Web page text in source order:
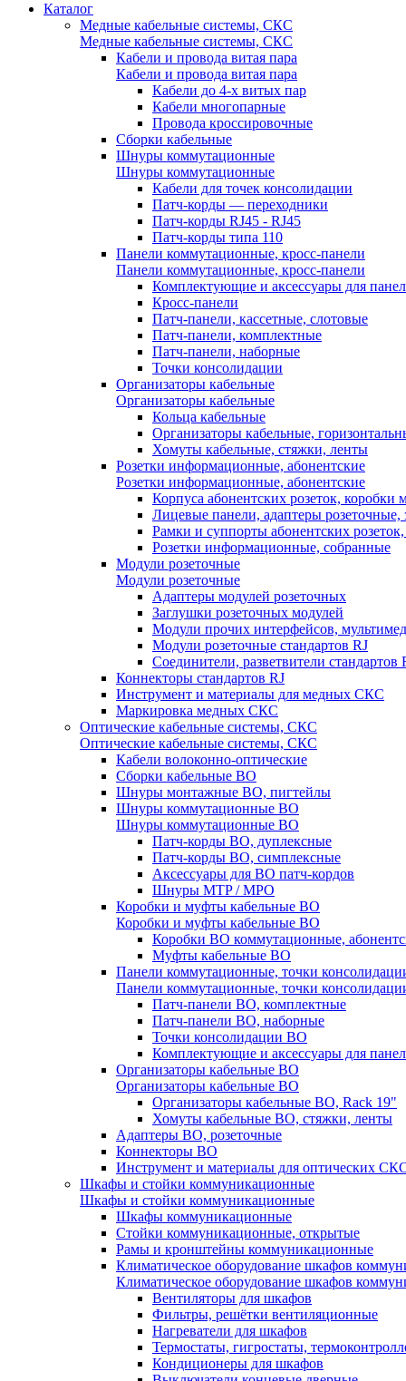
Каталог
Медные кабельные системы, СКС
Медные кабельные системы, СКС
Кабели и провода витая пара
Кабели и провода витая пара
Кабели до 4-х витых пар
Кабели многопарные
Провода кроссировочные
Сборки кабельные
Шнуры коммутационные
Шнуры коммутационные
Кабели для точек консолидации
Патч-корды — переходники
Патч-корды RJ45 - RJ45
Патч-корды типа 110
Панели коммутационные, кросс-панели
Панели коммутационные, кросс-панели
Комплектующие и аксессуары для
Кросс-панели
Патч-панели, кассетные, слотовые
Патч-панели, комплектные
Патч-панели, наборные
Точки консолидации
Организаторы кабельные
Организаторы кабельные
Кольца кабельные
Организаторы кабельные,
Хомуты кабельные, стяжки, ленты
Розетки информационные, абонентские
Розетки информационные, абонентские
Корпуса абонентских розеток, коробки
Лицевые панели, адаптеры розеточные,
Рамки и суппорты абонентских
Розетки информационные, собранные
Модули розеточные
Модули розеточные
Адаптеры модулей розеточных
Заглушки розеточных модулей
Модули прочих интерфейсов,
Модули розеточные стандартов RJ
Соединители, разветвители стандартов
Коннекторы стандартов RJ
Инструмент и материалы для медных СКС
Маркировка медных СКС
Оптические кабельные системы, СКС
Оптические кабельные системы, СКС
Кабели волоконно-оптические
Сборки кабельные ВО
Шнуры монтажные ВО, пигтейлы
Шнуры коммутационные ВО
Шнуры коммутационные ВО
Патч-корды ВО, дуплексные
Патч-корды ВО, симплексные
Аксессуары для ВО патч-кордов
Шнуры MTP / MPO
Коробки и муфты кабельные ВО
Коробки и муфты кабельные ВО
Коробки ВО коммутационные,
Муфты кабельные ВО
Панели коммутационные, точки
Панели коммутационные, точки
Патч-панели ВО, комплектные
Патч-панели ВО, наборные
Точки консолидации ВО
Комплектующие и аксессуары для
Организаторы кабельные ВО
Организаторы кабельные ВО
Организаторы кабельные ВО, Rack 19"
Хомуты кабельные ВО, стяжки, ленты
Адаптеры ВО, розеточные
Коннекторы ВО
Инструмент и материалы для оптических
Шкафы и стойки коммуникационные
Шкафы и стойки коммуникационные
Шкафы коммуникационные
Стойки коммуникационные, открытые
Рамы и кронштейны коммуникационные
Климатическое оборудование шкафов
Климатическое оборудование шкафов
Вентиляторы для шкафов
Фильтры, решётки вентиляционные
Нагреватели для шкафов
Термостаты, гигростаты,
Кондиционеры для шкафов